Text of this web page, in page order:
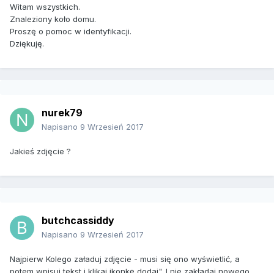
Witam wszystkich.
Znaleziony koło domu.
Proszę o pomoc w identyfikacji.
Dziękuję.
nurek79
Napisano 9 Wrzesień 2017
Jakieś zdjęcie ?
butchcassiddy
Napisano 9 Wrzesień 2017
Najpierw Kolego załaduj zdjęcie - musi się ono wyświetlić, a